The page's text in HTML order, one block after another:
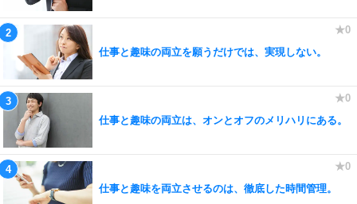
仕事と趣味の両立を願うだけでは、実現しない。
仕事と趣味の両立は、オンとオフのメリハリにある。
仕事と趣味を両立させるのは、徹底した時間管理。